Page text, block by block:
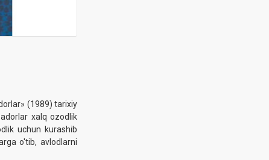
(1989) tarixiy
xalq ozodlik
uchun kurashib
o'tib, avlodlarni